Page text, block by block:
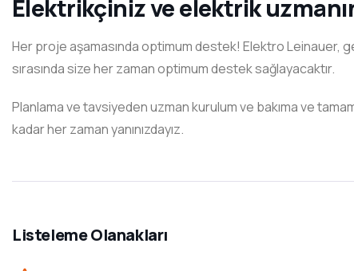
Elektrikçiniz ve elektrik
Her proje aşamasında optimum destek! Elektro Leinauer,
sırasında size her zaman optimum destek sağlayacaktır.
Planlama ve tavsiyeden uzman kurulum ve bakıma ve
kadar her zaman yanınızdayız.
Listeleme Olanakları